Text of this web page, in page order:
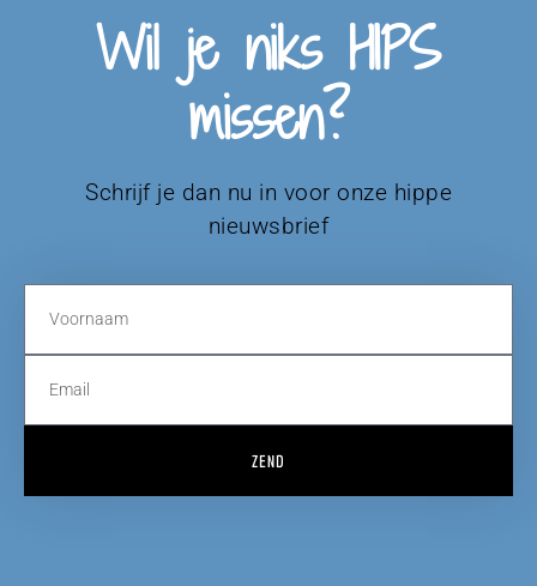
Wil je niks HIPS
missen?
Schrijf je dan nu in voor onze hippe
nieuwsbrief
ZEND